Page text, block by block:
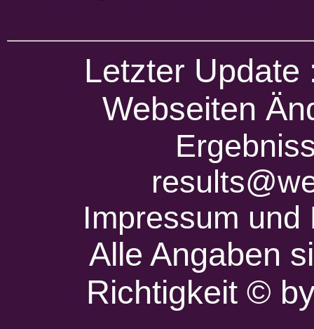
Letzter
Webseiten
Impressum
Alle Angaben
Richtigkeit ©